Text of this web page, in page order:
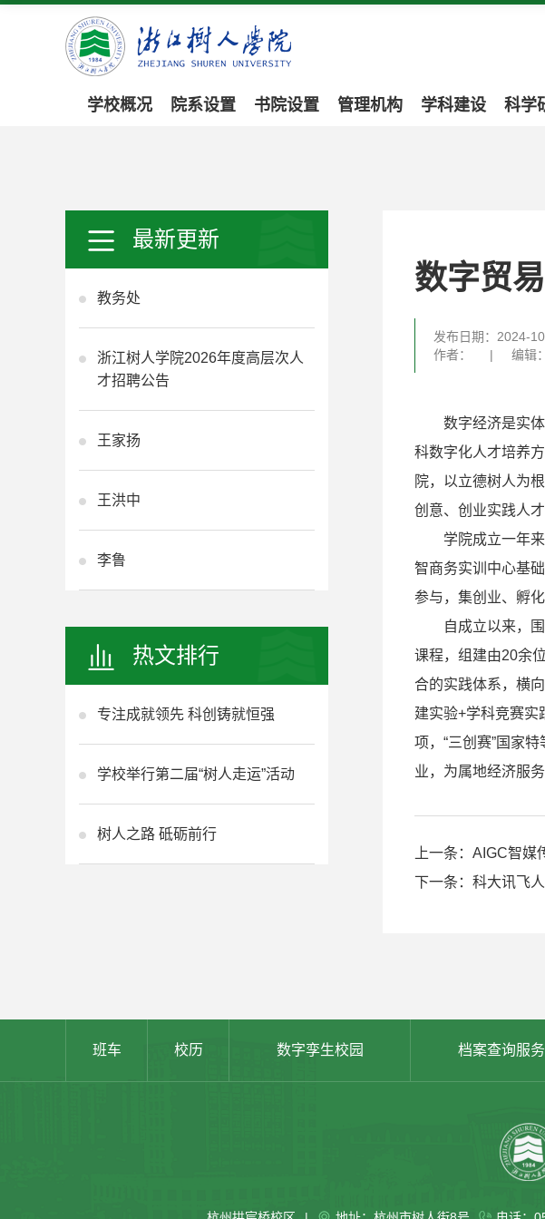
学校概况 院系设置 书院设置 管理机构 学科建设 科学
数字贸
发布日期：2024-
作者：
| 编辑：
数字经济是实
科数字化人才培养
院，以立德树人为
创意、创业实践人才
学院成立一年
智商务实训中心基
参与，集创业、孵
自成立以来，
课程，组建由20余
合的实践体系，横
建实验+学科竞赛实
项，“三创赛”国家
业，为属地经济服务
上一条：AIGC智
下一条：科大讯飞
最新更新
教务处
浙江树人学院2026年度高层次人
才招聘公告
王家扬
王洪中
李鲁
热文排行
专注成就领先 科创铸就恒强
学校举行第二届“树人走运”活动
树人之路 砥砺前行
班车 校历 数字孪生校园 档案查询服务